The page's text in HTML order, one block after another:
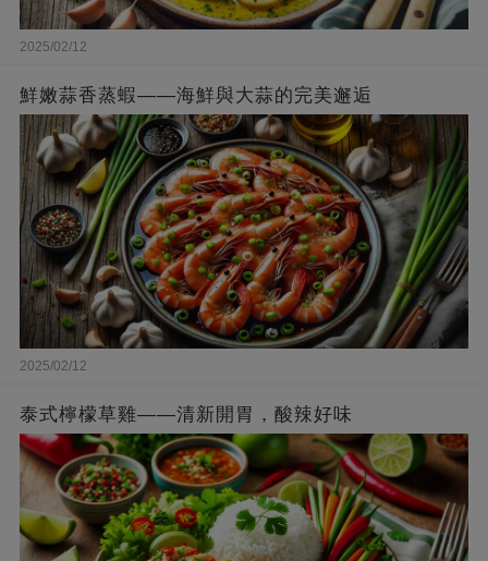
2025/02/12
鮮嫩蒜香蒸蝦——海鮮與大蒜的完美邂逅
2025/02/12
泰式檸檬草雞——清新開胃，酸辣好味